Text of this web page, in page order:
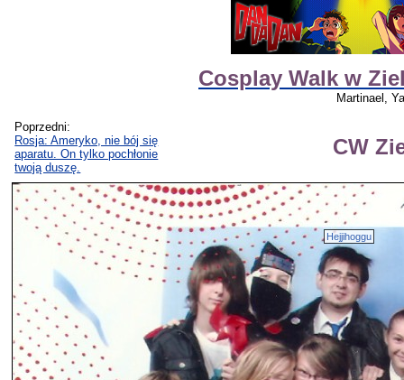
Cosplay Walk w
Martinael,
Poprzedni:
Rosja: Ameryko, nie bój się
aparatu. On tylko pochłonie
twoją duszę.
CW
Hejjihoggu